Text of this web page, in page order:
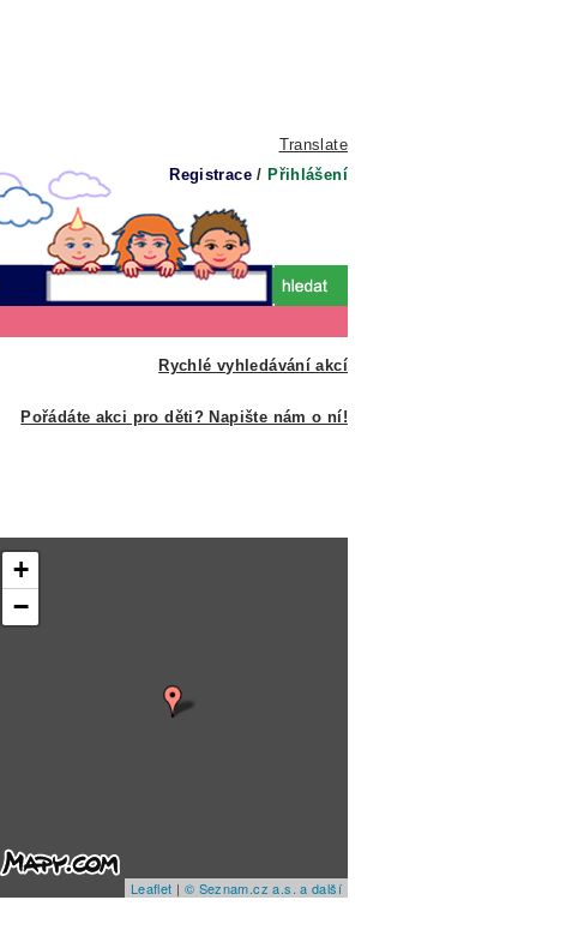
Translate
Registrace / Přihlášení
Rychlé vyhledávání akcí
Pořádáte akci pro děti? Napište nám o ní!
+
−
Leaflet | © Seznam.cz a.s. a další